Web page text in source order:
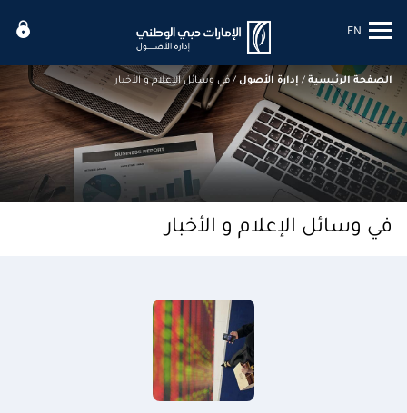
Mobile menu
EN
الصفحة الرئيسية / إدارة الأصول /في وسائل الإعلام و الأخبار
في وسائل الإعلام و الأخبار